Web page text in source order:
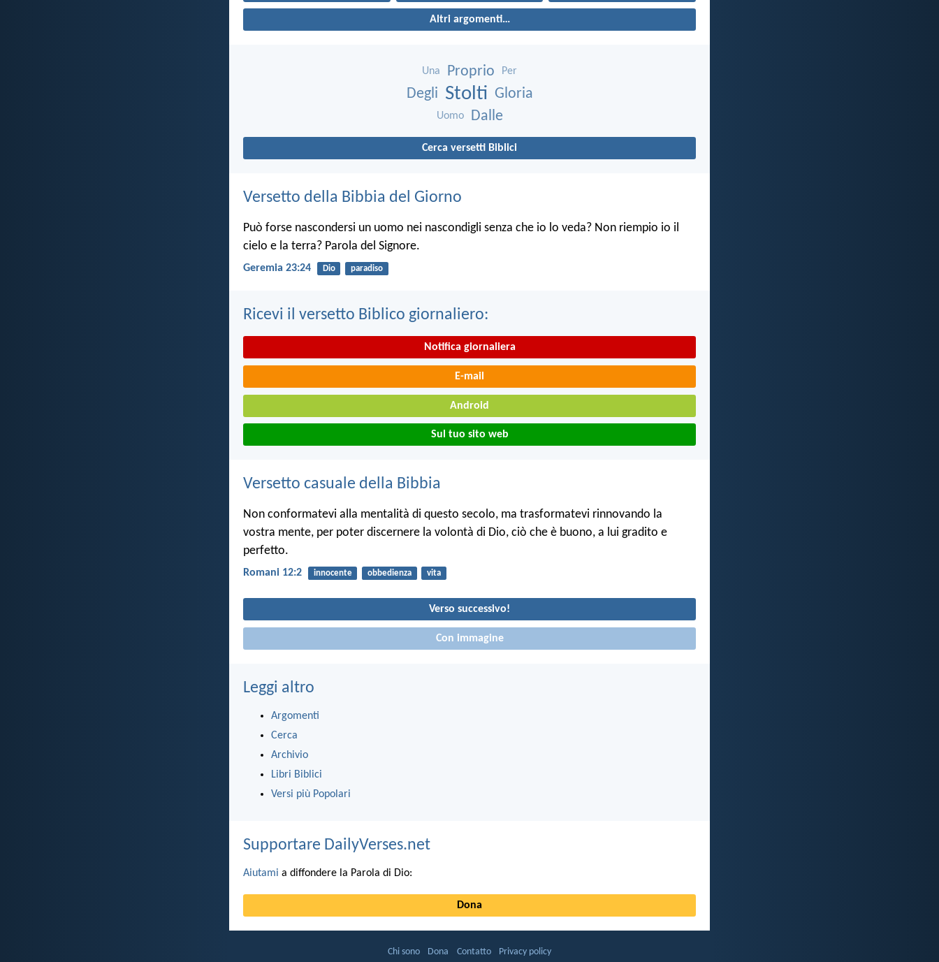
Altri argomenti…
Una Proprio Per
Degli Stolti Gloria
Uomo Dalle
Cerca versetti Biblici
Versetto della Bibbia del Giorno
Può forse nascondersi un uomo nei nascondigli senza che io lo veda? Non riempio io il
cielo e la terra? Parola del Signore.
Geremia 23:24 Dio paradiso
Ricevi il versetto Biblico giornaliero:
Notifica giornaliera
E-mail
Android
Sul tuo sito web
Versetto casuale della Bibbia
Non conformatevi alla mentalità di questo secolo, ma trasformatevi rinnovando la
vostra mente, per poter discernere la volontà di Dio, ciò che è buono, a lui gradito e
perfetto.
Romani 12:2 innocente obbedienza vita
Verso successivo!
Con immagine
Leggi altro
Argomenti
Cerca
Archivio
Libri Biblici
Versi più Popolari
Supportare DailyVerses.net
Aiutami a diffondere la Parola di Dio:
Dona
Chi sono Dona Contatto Privacy policy